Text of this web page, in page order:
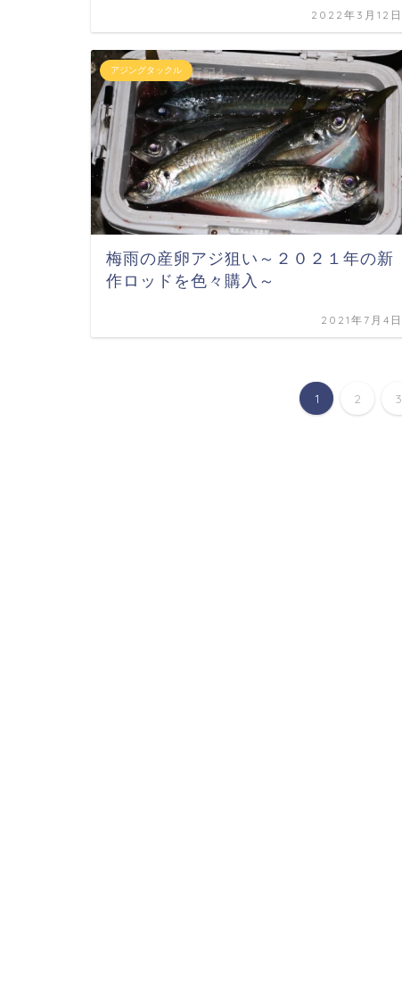
2022年3月12日
アジングタックル
梅雨の産卵アジ狙い～２０２１年の新
作ロッドを色々購入～
2021年7月4日
1 2 3